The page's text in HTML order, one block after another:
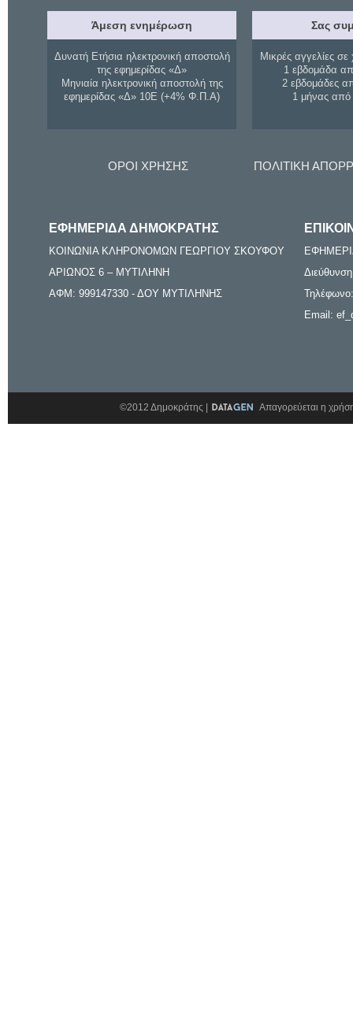
Άμεση ενημέρωση
Δυνατή Ετήσια ηλεκτρονική αποστολή
της εφημερίδας «Δ»
Μηνιαία ηλεκτρονική αποστολή της
εφημερίδας «Δ» 10Ε (+4% Φ.Π.Α)
Σας
Μικρές αγγελίες σε
1 εβδομάδα
2 εβδομάδες
1 μήνας
ΟΡΟΙ ΧΡΗΣΗΣ ΠΟΛΙΤΙΚΗ
ΕΦΗΜΕΡΙΔΑ ΔΗΜΟΚΡΑΤΗΣ
ΚΟΙΝΩΝΙΑ ΚΛΗΡΟΝΟΜΩΝ ΓΕΩΡΓΙΟΥ ΣΚΟΥΦΟΥ
ΑΡΙΩΝΟΣ 6 – ΜΥΤΙΛΗΝΗ
ΑΦΜ: 999147330 - ΔΟΥ ΜΥΤΙΛΗΝΗΣ
Email:
©2012 Δημοκράτης | Απαγορεύεται η